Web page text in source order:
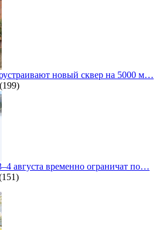
новый сквер на 5000 м…
(199)
августа временно ограничат по…